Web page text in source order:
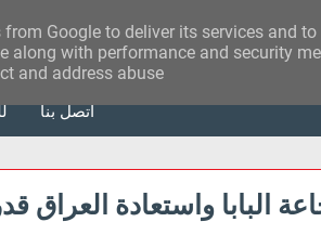
أتصل بنا
البابا واستعادة العراق
Google to deliver its services and
along with performance and security
and address abuse.